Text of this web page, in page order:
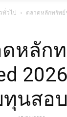
ทั่วไป ตลาดหลักทรัพย์
หลักท
นสอ